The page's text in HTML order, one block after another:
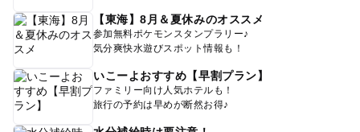
【東海】8月＆夏休みのオススメ
参加無料ポケモンスタンプラリー♪
気分爽快水遊びスポット情報も！
いこーよおすすめ【早割プラン】
ファミリー向け人気ホテルも！
旅行の予約は早めが断然お得♪